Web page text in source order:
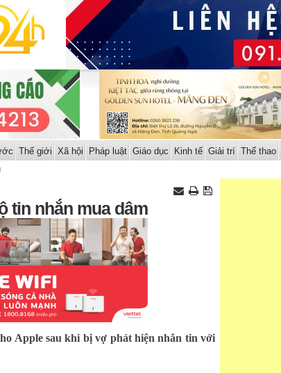
Thế giới Xã hội Pháp luật Giáo dục Kinh tế Giải trí Thể thao
tin nhắn mua dâm
Apple sau khi bị vợ phát hiện nhắn tin với